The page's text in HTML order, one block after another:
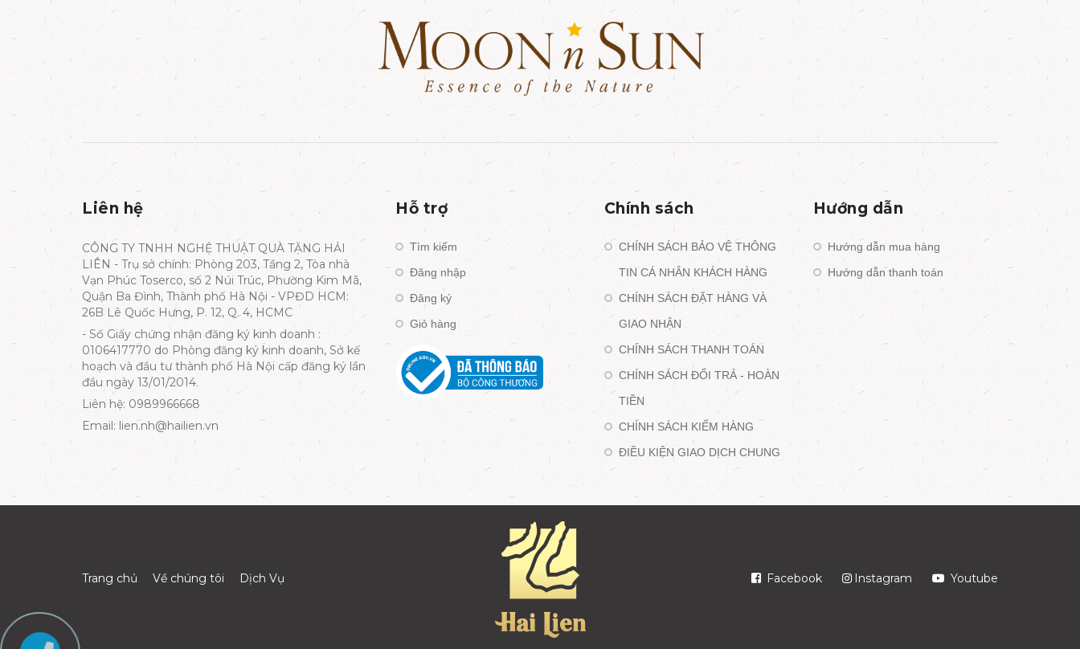
Liên hệ
CÔNG TY TNHH NGHỆ THUẬT QUÀ TẶNG HẢI
LIÊN - Trụ sở chính: Phòng 203, Tầng 2, Tòa nhà
Vạn Phúc Toserco, số 2 Núi Trúc, Phường Kim Mã,
Quận Ba Đình, Thành phố Hà Nội - VPĐD HCM:
26B Lê Quốc Hưng, P. 12, Q. 4, HCMC
- Số Giấy chứng nhận đăng ký kinh doanh :
0106417770 do Phòng đăng ký kinh doanh, Sở kế
hoạch và đầu tư thành phố Hà Nội cấp đăng ký lần
đầu ngày 13/01/2014.
Liên hệ: 0989966668
Email: lien.nh@hailien.vn
Hỗ trợ
Tìm kiếm
Đăng nhập
Đăng ký
Giỏ hàng
Chính sách
CHÍNH SÁCH BẢO VỆ THÔNG
TIN CÁ NHÂN KHÁCH HÀNG
CHÍNH SÁCH ĐẶT HÀNG VÀ
GIAO NHẬN
CHÍNH SÁCH THANH TOÁN
CHÍNH SÁCH ĐỔI TRẢ - HOÀN
TIỀN
CHÍNH SÁCH KIỂM HÀNG
ĐIỀU KIỆN GIAO DỊCH CHUNG
Hướng dẫn
Hướng dẫn mua hàng
Hướng dẫn thanh toán
Trang chủ Về chúng tôi Dịch Vụ Facebook Instagram Youtube